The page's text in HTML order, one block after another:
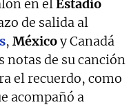
en elEstadio
de salida al
, Méxicoy Canadá
notas de su canción
el recuerdo, como
acompañó a